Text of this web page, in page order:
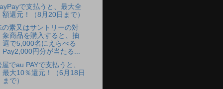
で支払うと、最大全
額還元！（8月20日まで）
の素又はサントリーの対
象商品を購入すると、抽
選で5,000名にえらべる
Pay2,000円分が当たる...
屋でau PAYで支払うと、
最大10％還元！（6月18日
まで）